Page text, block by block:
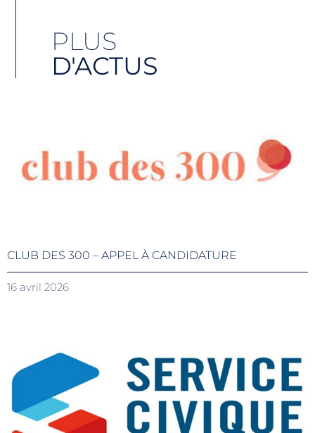
PLUS
D'ACTUS
CLUB DES 300 – APPEL À CANDIDATURE
16 avril 2026